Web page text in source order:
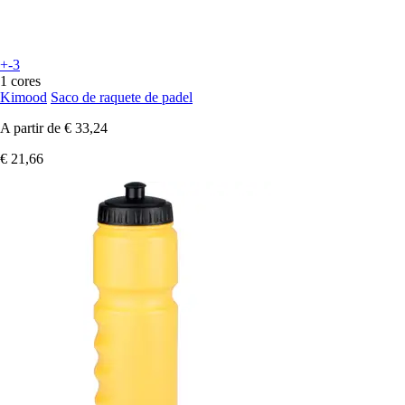
+-3
1 cores
Kimood Saco de raquete de padel
A partir de € 33,24
€ 21,66